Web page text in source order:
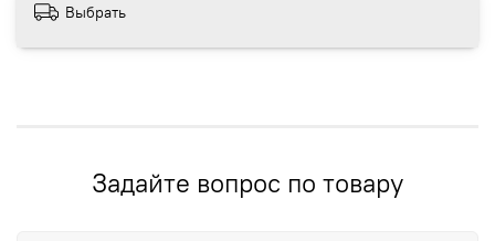
Выбрать
Задайте вопрос по товару